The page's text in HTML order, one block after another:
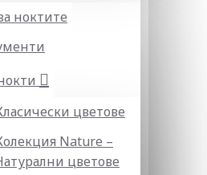
ноктите
цветове
Nature –
цветове